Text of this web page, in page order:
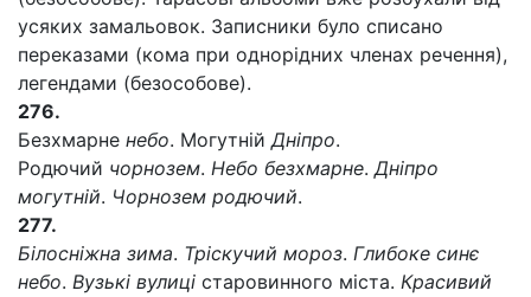
усяких замальовок. Записники було списано
переказами (кома при однорідних членах речення),
легендами (безособове).
276.
Безхмарне небо. МогутнійДніпро.
Родючий чорнозем. Небо безхмарне.Дніпро
могутній. Чорнозем родючий.
277.
Білосніжна зима. Тріскучий мороз. Глибоке синє
небо. Вузькі вулиці старовинного міста. Красивий